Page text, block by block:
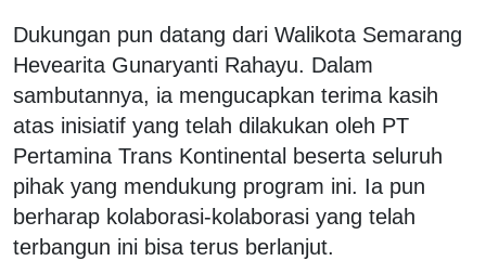
Dukungan pun datang dari Walikota Semarang
Hevearita Gunaryanti Rahayu. Dalam
sambutannya, ia mengucapkan terima kasih
atas inisiatif yang telah dilakukan oleh PT
Pertamina Trans Kontinental beserta seluruh
pihak yang mendukung program ini. Ia pun
berharap kolaborasi-kolaborasi yang telah
terbangun ini bisa terus berlanjut.